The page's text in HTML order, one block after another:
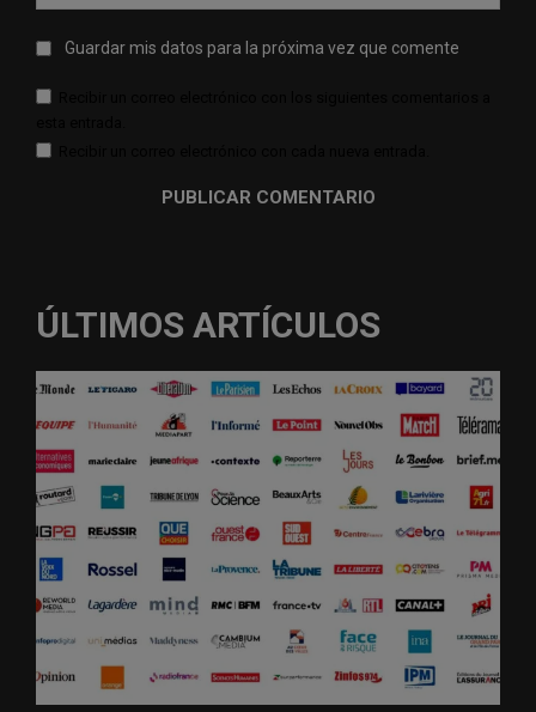
web:
Guardar mis datos para la próxima vez que comente
ÚLTIMOS ARTÍCULOS